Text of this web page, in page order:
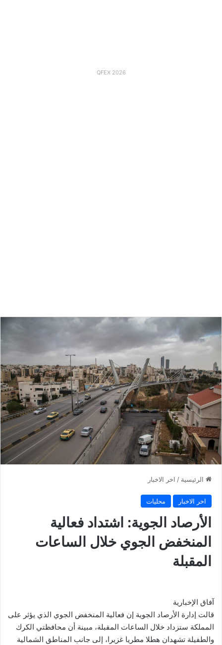
QFEX 2026
الرئيسية / اخر الاخبار
اخر الاخبار محليات
الأرصاد الجوية: اشتداد فعالية
المنخفض الجوي خلال الساعات
المقبلة
آفاق الإخبارية
قالت إدارة الأرصاد الجوية إن فعالية المنخفض الجوي الذي يؤثر على
المملكة ستزداد خلال الساعات المقبلة، مبينة أن محافظتي الكرك
والطفيلة تشهدان هطلا مطريا غزيرا، إلى جانب المناطق الشمالية